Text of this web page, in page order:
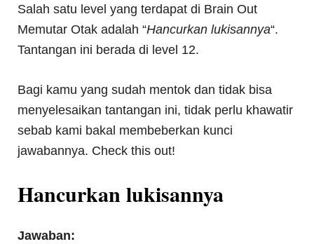
Salah satu level yang terdapat di Brain Out
Memutar Otak adalah “Hancurkan lukisannya“.
Tantangan ini berada di level 12.
Bagi kamu yang sudah mentok dan tidak bisa
menyelesaikan tantangan ini, tidak perlu khawatir
sebab kami bakal membeberkan kunci
jawabannya. Check this out!
Hancurkan lukisannya
Jawaban: